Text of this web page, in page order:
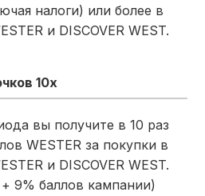
налоги) или более в
и DISCOVER WEST.
10x
вы получите в 10 раз
WESTER за покупки в
и DISCOVER WEST.
9% баллов кампании)